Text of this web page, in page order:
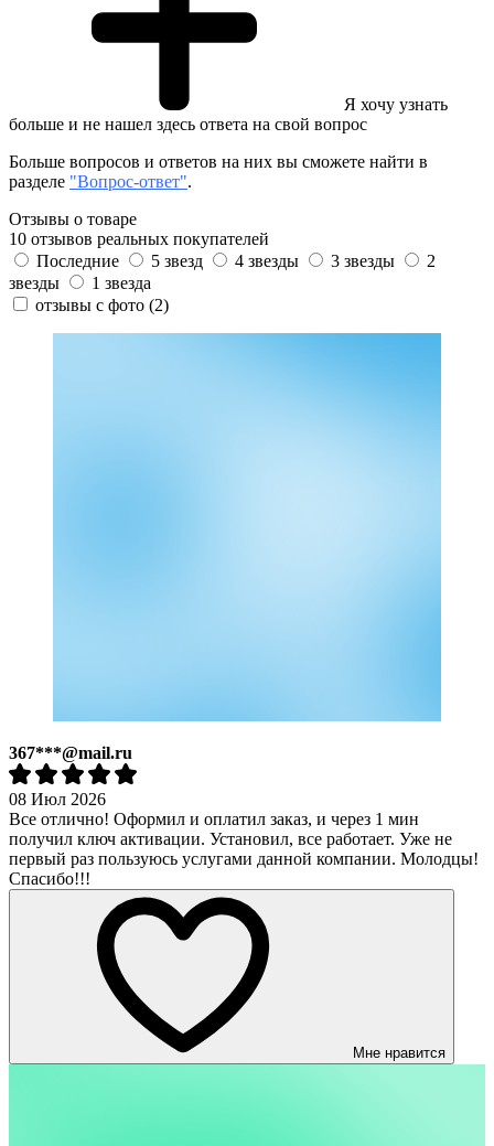
Я хочу узнать
больше и не нашел здесь ответа на свой вопрос
Больше вопросов и ответов на них вы сможете найти в
разделе "Вопрос-ответ".
Отзывы о товаре
10 отзывов реальных покупателей
Последние
5 звезд 4 звезды 3 звезды
2
звезды
1 звезда
отзывы с фото (2)
367***@mail.ru
08 Июл 2026
Все отлично! Оформил и оплатил заказ, и через 1 мин
получил ключ активации. Установил, все работает. Уже не
первый раз пользуюсь услугами данной компании. Молодцы!
Спасибо!!!
Мне нравится